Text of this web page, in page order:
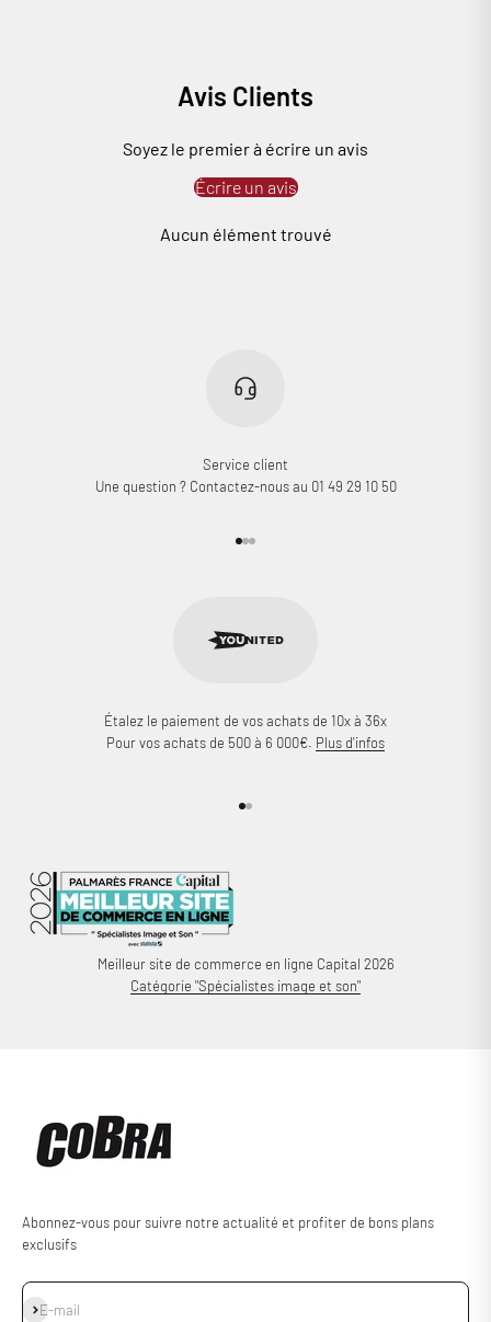
Avis Clients
Soyez le premier à écrire un avis
Écrire un avis
Aucun élément trouvé
Service client
Une question ? Contactez-nous au 01 49 29 10 50
Aller à l'élément 1
Aller à l'élément 2
Aller à l'élément 3
Étalez le paiement de vos achats de 10x à 36x
Pour vos achats de 500 à 6 000€. Plus d'infos
Aller à l'élément 1
Aller à l'élément 2
Meilleur site de commerce en ligne Capital 2026
Catégorie "Spécialistes image et son"
Abonnez-vous pour suivre notre actualité et profiter de bons plans
exclusifs
E-mail
S'inscrire
Connectez-vous à votre compte pour ajouter des produits à